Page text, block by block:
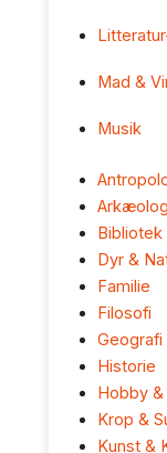
Mad &
Musik
Bibliotek
Dyr &
Familie
Filosofi
Geografi
Historie
Hobby
Krop &
Kunst &